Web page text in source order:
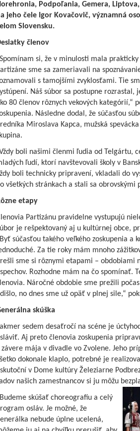
Podpoľania, Gemera,
jeho čele Igor Kovačovič, významná
Slovensku.
členov
si, že v minulosti mala
sme sa zameriavali na
s tamojšími zvyklosťami. Tie
Náš súbor sa postupne
80 členov rôznych vekových kategórií,“
Následne dodal, že súčasťou
Miroslava Kapca, mužská
boli našimi členmi ľudia od Telgártu,
ľudí, ktorí navštevovali školy v
boli technicky pripravení, vkladali do
všetkých stránkach a stali sa obrovskými
etapy
Partizánu pravidelne vystupujú
je rešpektovaný aj u kultúrnej obce,
súčasťou takého veľkého zoskupenia a
Za tie roky mám mnoho
sme si rôznymi etapami – obdobiami
Rozhodne mám na čo spomínať.
Náročné obdobie sme prežili
no dnes sme už opäť v plnej sile,“
skúška
Takmer sedem desaťročí na scéne je
Aj preto členovia zoskupenia
závere mája v divadle vo Zvolene. Jeho
dokonale klaplo, potrebné je
v Dome kultúry Železiarne
našich zamestnancov si ju môžu
skúšať choreografiu a celý
osláv. Je možné, že
nebude úplne ucelená,